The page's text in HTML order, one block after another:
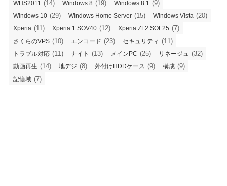
WHS2011 (14) Windows 8 (19) Windows 8.1 (9)
Windows 10 (29) Windows Home Server (15) Windows Vista (20)
Xperia (11) Xperia 1 SOV40 (12) Xperia ZL2 SOL25 (7)
さくらのVPS (10) エンコード (23) セキュリティ (11)
トラブル対応 (11) ナイト (13) メインPC (25) リネージュ (32)
動画再生 (14) 地デジ (8) 外付けHDDケース (9) 構成 (9)
記憶域 (7)